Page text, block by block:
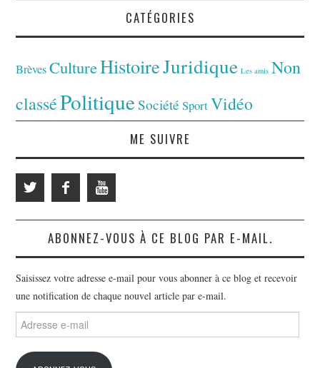
CATÉGORIES
Brèves CultureHistoireJuridique Les amis Non
classéPolitiqueSociété SportVidéo
ME SUIVRE
ABONNEZ-VOUS À CE BLOG PAR E-MAIL.
Saisissez votre adresse e-mail pour vous abonner à ce blog et recevoir
une notification de chaque nouvel article par e-mail.
Adresse
e-